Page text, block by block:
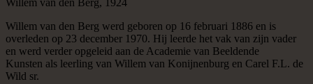
Willem van den Berg, 1924
Willem van den Berg werd geboren op 16 februari 1886 en is
overleden op 23 december 1970. Hij leerde het vak van zijn vader
en werd verder opgeleid aan de Academie van Beeldende
Kunsten als leerling van Willem van Konijnenburg en Carel F.L. de
Wild sr.